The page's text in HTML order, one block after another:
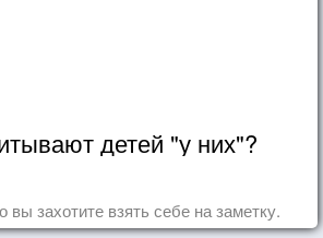
детей "у них"?
вы захотите взять себе на заметку.